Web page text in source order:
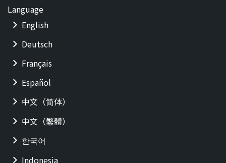
Language
English
Deutsch
Français
Español
中文（简体）
中文（繁體）
한국어
Indonesia